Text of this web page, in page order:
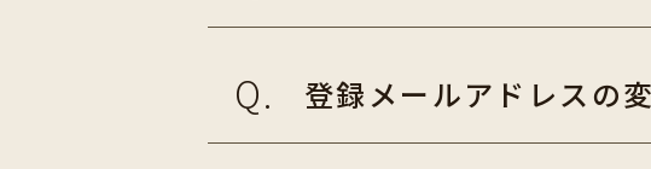
登録メールアドレスの